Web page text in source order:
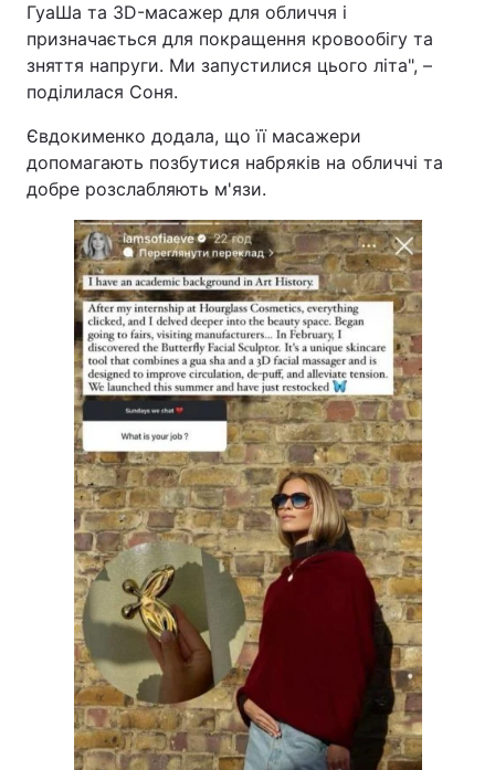
ГуаШа та 3D-масажер для обличчя і
призначається для покращення кровообігу та
зняття напруги. Ми запустилися цього літа", –
поділилася Соня.
Євдокименко додала, що її масажери
допомагають позбутися набряків на обличчі та
добре розслабляють м'язи.